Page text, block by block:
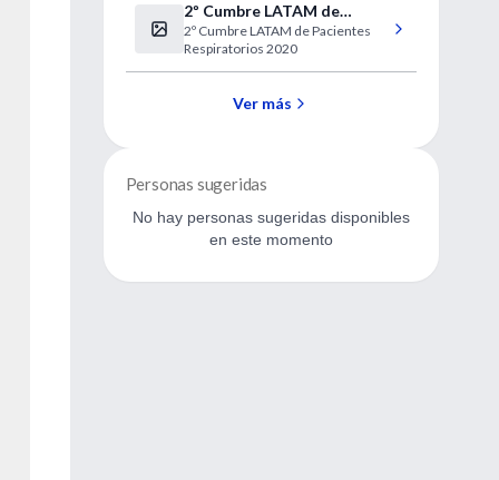
(SARS-CoV-2)
2º Cumbre LATAM de
Pacientes Respiratorios
2020
2º Cumbre LATAM de Pacientes
Respiratorios 2020
Ver más
Personas sugeridas
No hay personas sugeridas disponibles
en este momento